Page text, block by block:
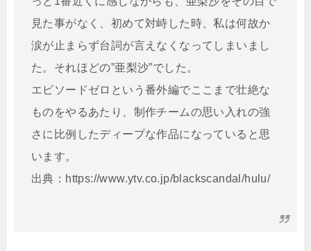
見た事がなく、初めて対峙した時、私は何故か
涙が止まらず台詞が言えなくなってしまいまし
た。それほどの”亜梨沙”でした。
エピソードゼロという番外編でここまで壮絶な
ものをやるあたり、制作チームの思い入れの強
さに比例したディープな作品になっていると思
います。
出典：https://www.ytv.co.jp/blackscandal/hulu/